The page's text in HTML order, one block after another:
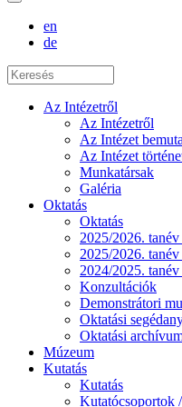
en
de
Az Intézetről
Az Intézetről
Az Intézet
Az Intézet
Munkatársak
Galéria
Oktatás
Oktatás
2025/2026.
2025/2026.
2024/2025.
Konzultációk
Demonstrátori
Oktatási
Oktatási
Múzeum
Kutatás
Kutatás
Kutatócsoportok